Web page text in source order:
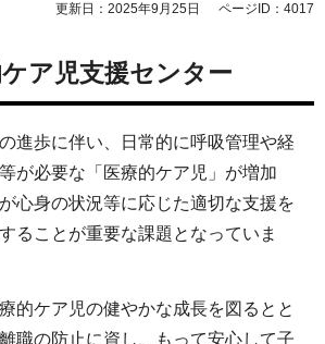
更新日：2025年9月25日 ページID：4017
ア児支援センター
進歩に伴い、日常的に呼吸管理や経
が必要な「医療的ケア児」が増加
心身の状況等に応じた適切な支援を
ることが重要な課題となっていま
的ケア児の健やかな成長を図るとと
職の防止に資し、もって安心して子